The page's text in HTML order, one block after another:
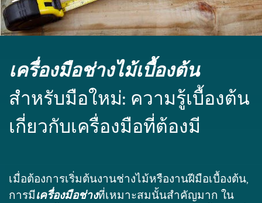
เครื่องมือช่างไม้เบื้องต้น
สำหรับมือใหม่: ความรู้เบื้องต้น
เกี่ยวกับเครื่องมือที่ต้องมี
เมื่อต้องการเริ่มต้นงานช่างไม้หรืองานฝีมือเบื้องต้น,
การมีเครื่องมือช่างที่เหมาะสมนั้นสำคัญมาก ใน